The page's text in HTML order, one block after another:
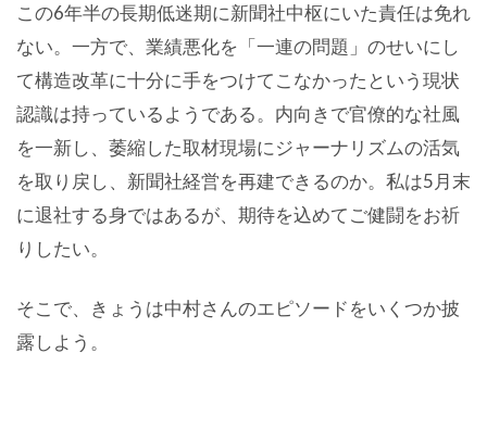
この6年半の長期低迷期に新聞社中枢にいた責任は免れ
ない。一方で、業績悪化を「一連の問題」のせいにし
て構造改革に十分に手をつけてこなかったという現状
認識は持っているようである。内向きで官僚的な社風
を一新し、萎縮した取材現場にジャーナリズムの活気
を取り戻し、新聞社経営を再建できるのか。私は5月末
に退社する身ではあるが、期待を込めてご健闘をお祈
りしたい。
そこで、きょうは中村さんのエピソードをいくつか披
露しよう。